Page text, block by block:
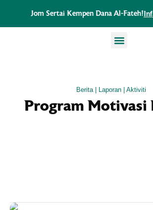
content
Jom Sertai Kempen Dana Al-Fateh!
Berita | Laporan | Aktiviti
Program Motivasi